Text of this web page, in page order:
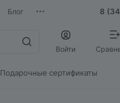
Блог 8
Войти
Подарочные сертификаты